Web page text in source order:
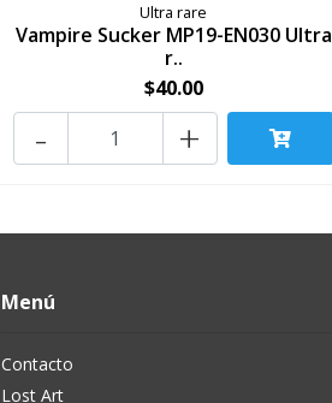
Ultra rare
Vampire Sucker MP19-EN030 Ultra
r..
$40.00
+
-
Menú
Contacto
Lost Art